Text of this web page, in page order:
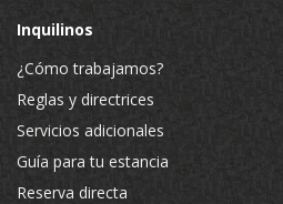
Inquilinos
¿Cómo trabajamos?
Reglas y directrices
Servicios adicionales
Guía para tu estancia
Reserva directa